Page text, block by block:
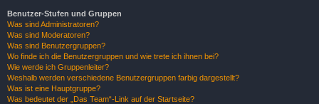
Benutzer-Stufen und Gruppen
Was sind Administratoren?
Was sind Moderatoren?
Was sind Benutzergruppen?
Wo finde ich die Benutzergruppen und wie trete ich ihnen bei?
Wie werde ich Gruppenleiter?
Weshalb werden verschiedene Benutzergruppen farbig dargestellt?
Was ist eine Hauptgruppe?
Was bedeutet der „Das Team“-Link auf der Startseite?